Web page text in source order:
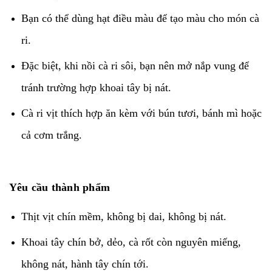
Bạn có thể dùng hạt điều màu để tạo màu cho món cà
ri.
Đặc biệt, khi nồi cà ri sôi, bạn nên mở nắp vung để
tránh trường hợp khoai tây bị nát.
Cà ri vịt thích hợp ăn kèm với bún tươi, bánh mì hoặc
cả cơm trắng.
Yêu cầu thành phẩm
Thịt vịt chín mềm, không bị dai, không bị nát.
Khoai tây chín bở, dẻo, cà rốt còn nguyên miếng,
không nát, hành tây chín tới.